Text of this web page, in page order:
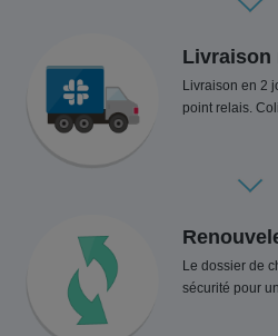
Livraison
Livraison en 2
point relais.
Le dossier de
sécurité pour